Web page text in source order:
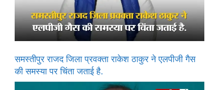
समस्तीपुर राजद जिला प्रवक्ता राकेश ठाकुर ने एलपीजी गैस
की समस्या पर चिंता जताई है.